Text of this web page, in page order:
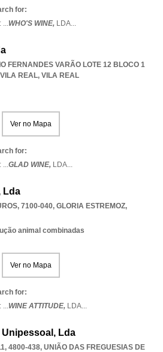
for:
...WHO'S WINE, LDA...
FERNANDES VARÃO LOTE 12 BLOCO 1
VILA REAL, VILA REAL
Ver no Mapa
for:
...GLAD WINE, LDA...
Lda
7100-040, GLORIA ESTREMOZ,
animal combinadas
Ver no Mapa
for:
...WINE ATTITUDE, LDA...
Lda
4800-438, UNIÃO DAS FREGUESIAS DE